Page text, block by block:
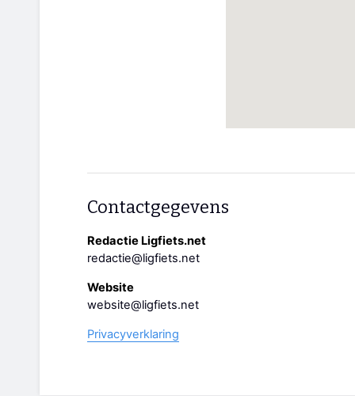
Contactgegevens
Redactie Ligfiets.net
redactie@ligfiets.net
Website
website@ligfiets.net
Privacyverklaring